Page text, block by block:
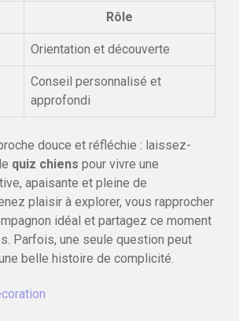
Rôle
Orientation et découverte
Conseil personnalisé et
approfondi
douce et réfléchie : laissez-
quiz chiens pour vivre une
apaisante et pleine de
plaisir à explorer, vous rapprocher
idéal et partagez ce moment
Parfois, une seule question peut
belle histoire de complicité.